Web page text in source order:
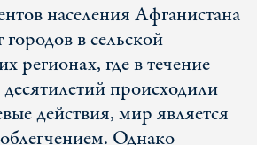
населения Афганистана
в сельской
регионах, где в течение
происходили
действия, мир является
Однако